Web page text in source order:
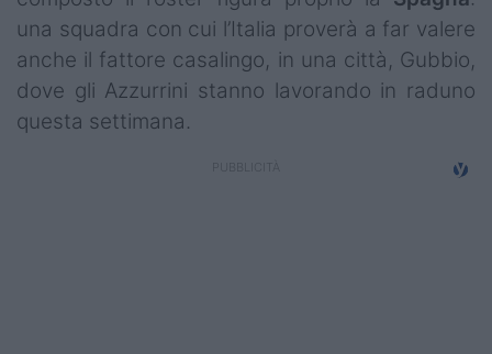
una squadra con cui l’Italia proverà a far valere
anche il fattore casalingo, in una città, Gubbio,
dove gli Azzurrini stanno lavorando in raduno
questa settimana.